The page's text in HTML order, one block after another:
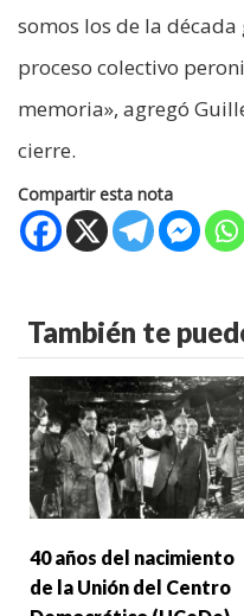
somos los de la
proceso colectivo
memoria», agregó
cierre.
Compartir esta nota
También te
40 años del nacimiento
de la Unión del Centro